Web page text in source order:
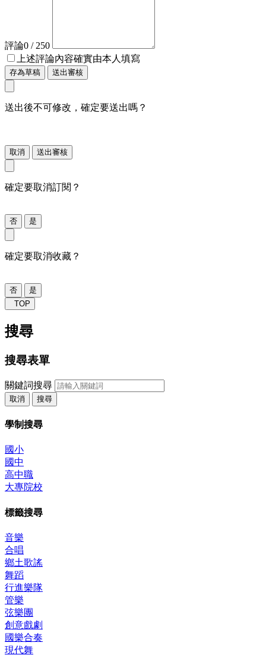
評論0 / 250
上述評論內容確實由本人填寫
存為草稿 送出審核
送出後不可修改，確定要送出嗎？
取消 送出審核
確定要取消訂閱？
否 是
確定要取消收藏？
否
是
TOP
搜尋
搜尋表單
關鍵詞搜尋
取消 搜尋
學制搜尋
國小
國中
高中職
大專院校
標籤搜尋
音樂
合唱
鄉土歌謠
舞蹈
行進樂隊
管樂
弦樂團
創意戲劇
國樂合奏
現代舞